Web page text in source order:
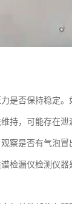
是否保持稳定。
持，可能存在泄
察是否有气泡冒
检漏仪检测仪